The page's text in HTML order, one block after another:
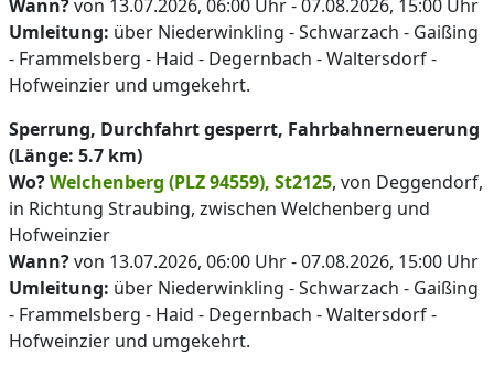
Wann?von 13.07.2026, 06:00 Uhr - 07.08.2026, 15:00 Uhr
Umleitung: über Niederwinkling - Schwarzach - Gaißing
- Frammelsberg - Haid - Degernbach - Waltersdorf -
Hofweinzier und umgekehrt.
Sperrung, Durchfahrt gesperrt, Fahrbahnerneuerung
(Länge: 5.7 km)
Wo?Welchenberg (PLZ 94559), St2125, von Deggendorf,
in Richtung Straubing, zwischen Welchenberg und
Hofweinzier
Wann?von 13.07.2026, 06:00 Uhr - 07.08.2026, 15:00 Uhr
Umleitung: über Niederwinkling - Schwarzach - Gaißing
- Frammelsberg - Haid - Degernbach - Waltersdorf -
Hofweinzier und umgekehrt.